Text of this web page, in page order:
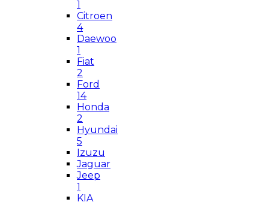
1
Citroen
4
Daewoo
1
Fiat
2
Ford
14
Honda
2
Hyundai
5
Izuzu
Jaguar
Jeep
1
KIA